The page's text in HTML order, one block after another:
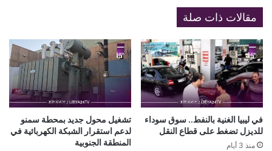
مقالات ذات صلة
في ليبيا الغنية بالنفط.. سوق سوداء
للديزل تضغط على قطاع النقل
منذ 3 أيام
تشغيل محول جديد بمحطة سمنو
لدعم استقرار الشبكة الكهربائية في
المنطقة الجنوبية